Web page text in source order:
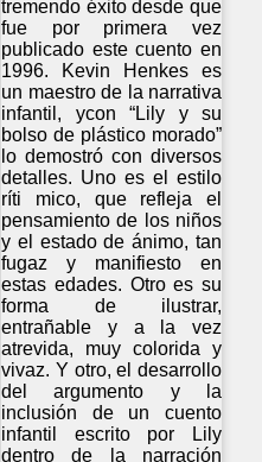
tremendo éxito desde que
fue por primera vez
publicado este cuento en
1996. Kevin Henkes es
un maestro de la narrativa
infantil, ycon “Lily y su
bolso de plástico morado”
lo demostró con diversos
detalles. Uno es el estilo
ríti mico, que refleja el
pensamiento de los niños
y el estado de ánimo, tan
fugaz y manifiesto en
estas edades. Otro es su
forma de ilustrar,
entrañable y a la vez
atrevida, muy colorida y
vivaz. Y otro, el desarrollo
del argumento y la
inclusión de un cuento
infantil escrito por Lily
dentro de la narración